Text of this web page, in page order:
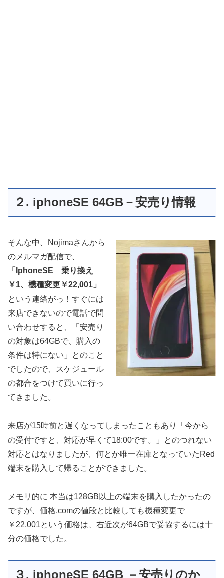
２. iphoneSE 64GB－安売り情報
そんな中、Nojimaさんから
のメルマガ配信で、
「IphoneSE 乗り換え
￥1、機種変更￥22,001」
という連絡がっ！すぐには
来店できないので電話で問
い合わせすると、「安売り
の対象は64GBで、購入の
条件は特にない」とのこと
でしたので、スケジュール
の都合をつけて買いに行っ
てきました。
来店が15時前と遅くなってしまったこともあり「今から
の受付ですと、対応が早くて18:00です。」とのつれない
対応とはなりましたが、何とか唯一在庫となっていたRed
端末を購入して帰ることができました。
メモリ的に 本当は128GB以上の端末を購入したかったの
ですが、価格.comの値段と比較しても機種変更で
￥22,001という価格は、右近次が64GBで妥協するには十
分の価格でした。
３. iphoneSE 64GB －安売りのか